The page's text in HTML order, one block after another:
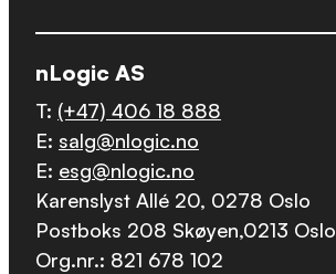
nLogic AS
T: (+47) 406 18 888
E: salg@nlogic.no
E: esg@nlogic.no
Karenslyst Allé 20, 0278 Oslo
Postboks 208 Skøyen,0213 Oslo
Org.nr.: 821 678 102